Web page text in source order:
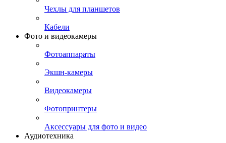
Чехлы для планшетов
Кабели
Фото и видеокамеры
Фотоаппараты
Экшн-камеры
Видеокамеры
Фотопринтеры
Аксессуары для фото и видео
Аудиотехника